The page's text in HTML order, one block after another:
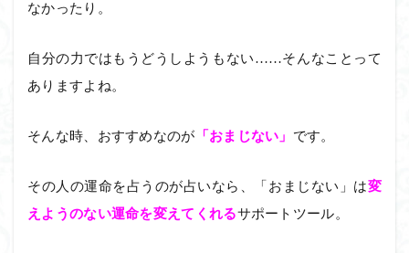
なかったり。
自分の力ではもうどうしようもない……そんなことって
ありますよね。
そんな時、おすすめなのが 「おまじない」 です。
その人の運命を占うのが占いなら、「おまじない」は変
えようのない運命を変えてくれるサポートツール。